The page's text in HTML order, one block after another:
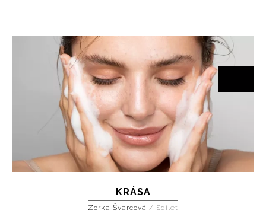
KRÁSA
Zorka Švarcová / Sdílet